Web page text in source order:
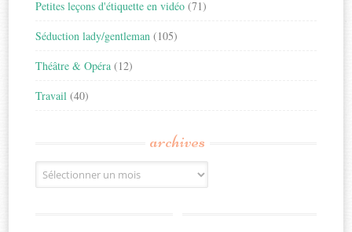
Petites leçons d'étiquette en vidéo (71)
Séduction lady/gentleman (105)
Théâtre & Opéra (12)
Travail (40)
archives
Archives